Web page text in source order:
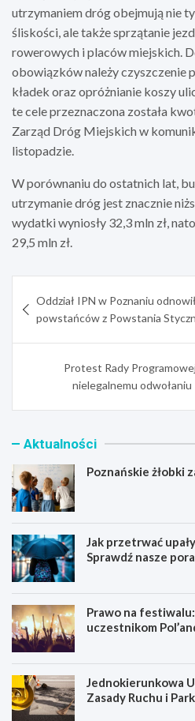
utrzymaniem dróg obejmują nie
śliskości, ale także sprzątanie
rowerowych i placów miejskich.
obowiązków należy czyszczenie
kładek oraz opróżnianie koszy
te cele przeznaczona została
Zarząd Dróg Miejskich w
listopadzie.
W porównaniu do ostatnich lat,
utrzymanie dróg jest znacznie
wydatki wyniosły 32,3 mln zł,
29,5 mln zł.
wpisu
Oddział IPN w Poznaniu
powstańców z Powstania
Protest Rady
nielegalnemu odwołaniu
Aktualności
Poznańskie żłobki
Jak przetrwać
Sprawdź nasze
Prawo na
uczestnikom
Jednokierunkowa
Zasady Ruchu i